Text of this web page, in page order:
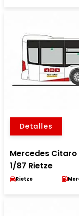
Detalles
Mercedes
1/87 Rietze
Rietze